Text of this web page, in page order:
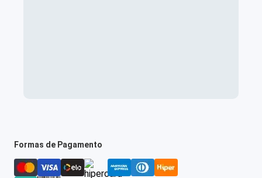
Formas de Pagamento